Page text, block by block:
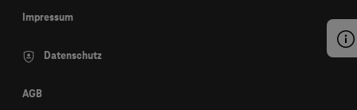
Impressum
Datenschutz
AGB